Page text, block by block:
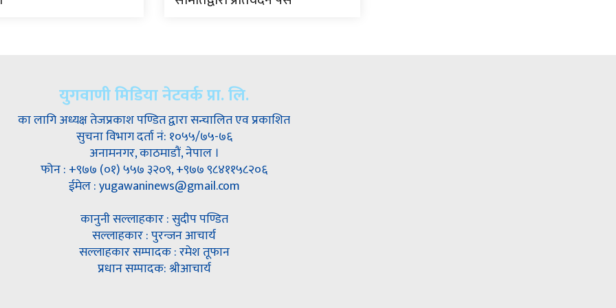
युगवाणी मिडिया नेटवर्क प्रा. लि.
का लागि अध्यक्ष तेजप्रकाश पण्डित द्वारा सन्चालित एव प्रकाशित
सुचना विभाग दर्ता नं: १०५५/७५-७६
अनामनगर, काठमाडौं, नेपाल ।
फोन : +९७७ (०१) ५५७ ३२०९, +९७७ ९८४११५८२०६
ईमेल : yugawaninews@gmail.com
कानुनी सल्लाहकार : सुदीप पण्डित
सल्लाहकार : पुरन्जन आचार्य
सल्लाहकार सम्पादक : रमेश तूफान
प्रधान सम्पादक: श्रीआचार्य